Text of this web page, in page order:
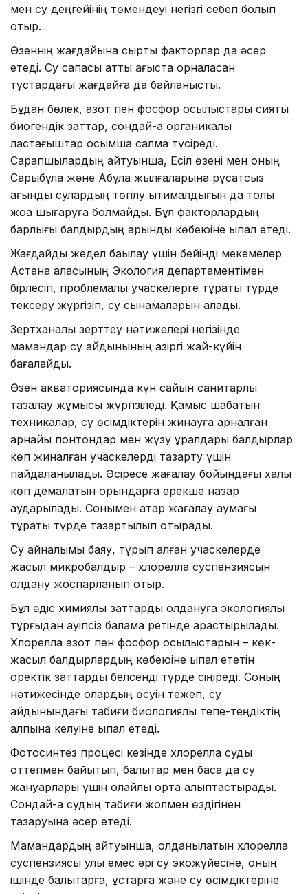
мен су деңгейінің төмендеуі негізгі себеп болып
отыр.
Өзеннің жағдайына сыртқы факторлар да әсер
етеді. Су сапасы қатты ағыста орналасқан
тұстардағы жағдайға да байланысты.
Бұдан бөлек, азот пен фосфор қосылыстары сияқты
биогендік заттар, сондай-ақ органикалық
ластағыштар қосымша салмақ түсіреді.
Сарапшылардың айтуынша, Есіл өзені мен оның
Сарыбұлақ және Ақбұлақ жылғаларына рұқсатсыз
ағынды сулардың төгілу ықтималдығын да толық
жоққа шығаруға болмайды. Бұл факторлардың
барлығы балдырдың қарқынды көбеюіне ықпал етеді.
Жағдайды жедел бақылау үшін бейінді мекемелер
Астана қаласының Экология департаментімен
бірлесіп, проблемалы учаскелерге тұрақты түрде
тексеру жүргізіп, су сынамаларын алады.
Зертханалық зерттеу нәтижелері негізінде
мамандар су айдынының қазіргі жай-күйін
бағалайды.
Өзен акваториясында күн сайын санитарлық
тазалау жұмысы жүргізіледі. Қамыс шабатын
техникалар, су өсімдіктерін жинауға арналған
арнайы понтондар мен жүзу құралдары балдырлар
көп жиналған учаскелерді тазарту үшін
пайдаланылады. Әсіресе жағалау бойындағы халық
көп демалатын орындарға ерекше назар
аударылады. Сонымен қатар жағалау аумағы
тұрақты түрде тазартылып отырады.
Су айналымы баяу, тұрып қалған учаскелерде
жасыл микробалдыр – хлорелла суспензиясын
қолдану жоспарланып отыр.
Бұл әдіс химиялық заттарды қолдануға экологиялық
тұрғыдан қауіпсіз балама ретінде қарастырылады.
Хлорелла азот пен фосфор қосылыстарын – көк-
жасыл балдырлардың көбеюіне ықпал ететін
қоректік заттарды белсенді түрде сіңіреді. Соның
нәтижесінде олардың өсуін тежеп, су
айдынындағы табиғи биологиялық тепе-теңдіктің
қалпына келуіне ықпал етеді.
Фотосинтез процесі кезінде хлорелла суды
оттегімен байытып, балықтар мен басқа да су
жануарлары үшін қолайлы орта қалыптастырады.
Сондай-ақ судың табиғи жолмен өздігінен
тазаруына әсер етеді.
Мамандардың айтуынша, қолданылатын хлорелла
суспензиясы улы емес әрі су экожүйесіне, оның
ішінде балықтарға, құстарға және су өсімдіктеріне